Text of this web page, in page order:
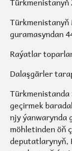
guramasyndan
Raýatlar
Dalaşgärler
geçirmek
njy ýanwarynda
möhletinden öň
deputatlarynyň,